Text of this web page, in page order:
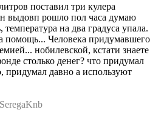
поставил три кулера
выдовп рошло пол часа думаю
температура на два градуса упала.
помощь... Человека придумавшего
нобилевской, кстати знаете
столько денег? что придумал
придумал давно а используют